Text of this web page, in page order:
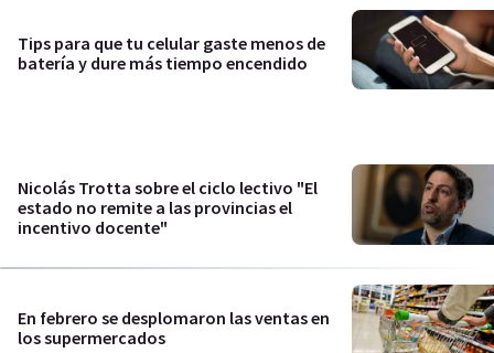
Tips para que tu celular gaste menos de
batería y dure más tiempo encendido
Nicolás Trotta sobre el ciclo lectivo "El
estado no remite a las provincias el
incentivo docente"
En febrero se desplomaron las ventas en
los supermercados